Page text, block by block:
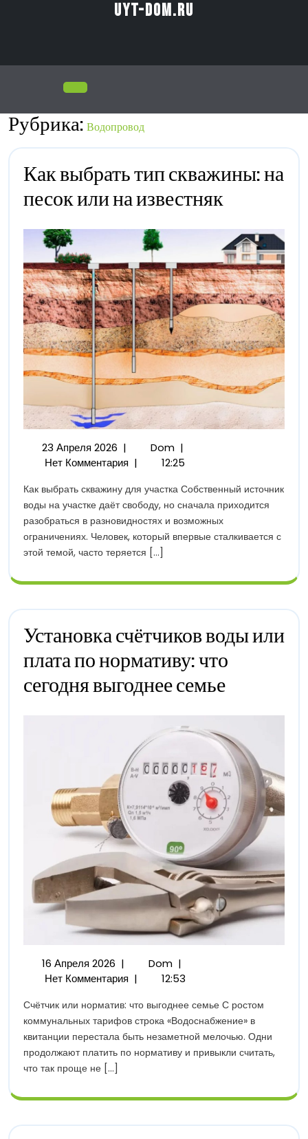
uyt-dom.ru
Рубрика: Водопровод
Как выбрать тип скважины: на
песок или на известнякВыбрать
Скважины:
На
Песок
Или
На
Известняк
23 Апреля 202623
Апреля
| DomКак
Выбрать
Скважины:
На
Песок
Или
|
Нет Комментария | 12:25
Как выбрать скважину для участка Собственный источник
воды на участке даёт свободу, но сначала приходится
разобраться в разновидностях и возможных
ограничениях. Человек, который впервые сталкивается с
этой темой, часто теряется [...]
Установка счётчиков воды или
плата по нормативу: что
сегодня выгоднее семье
Или
Плата
По
Нормативу:
Что
Сегодня
Выгоднее
Семье
16 Апреля 202616
Апреля
| DomУстановка
Счётчиков
Или
Плата
По
Нормативу:
Выгоднее
|
Нет Комментария | 12:53
Счётчик или норматив: что выгоднее семье С ростом
коммунальных тарифов строка «Водоснабжение» в
квитанции перестала быть незаметной мелочью. Одни
продолжают платить по нормативу и привыкли считать,
что так проще не [...]